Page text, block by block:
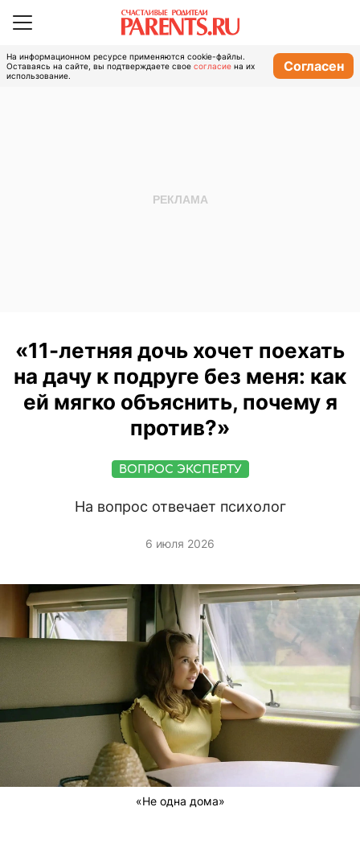
На информационном ресурсе применяются cookie-файлы.
Оставаясь на сайте, вы подтверждаете свое согласие на их
использование.
Согласен
«11-летняя дочь хочет поехать
на дачу к подруге без меня: как
ей мягко объяснить, почему я
против?»
ВОПРОС ЭКСПЕРТУ
На вопрос отвечает психолог
6 июля 2026
«Не одна дома»